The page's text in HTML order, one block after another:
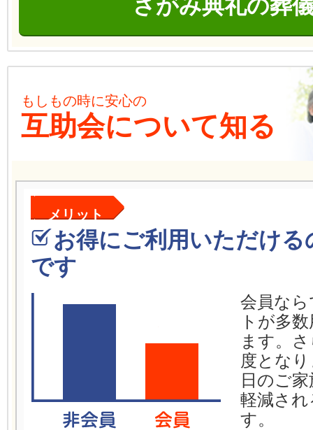
さがみ典礼の葬
もしもの時に安心の
互助会について知る
メリット
お得にご利用いただける
です
会員な
トが多
ます。
度とな
日のご
軽減さ
す。